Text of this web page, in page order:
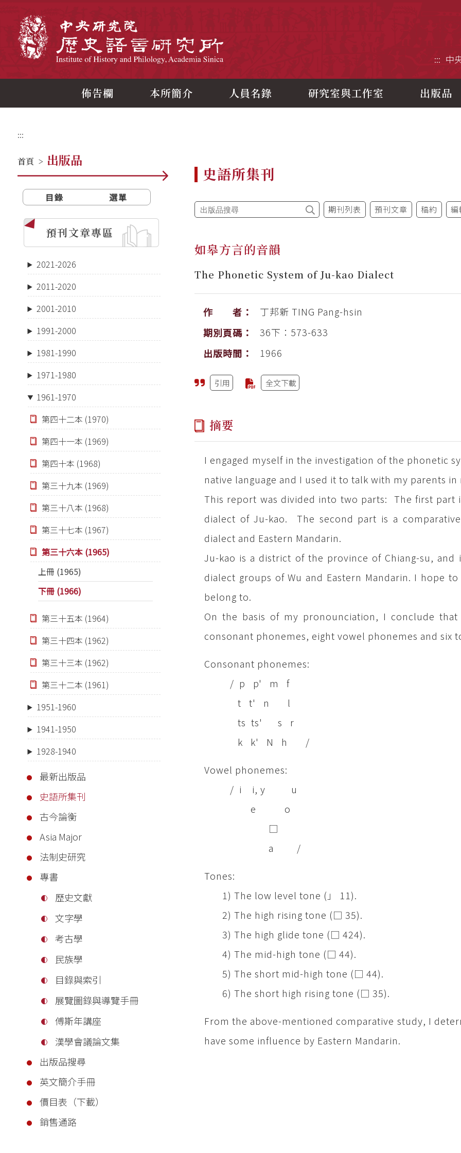
::: 中
佈告欄 本所簡介 人員名錄 研究室與工作室 出版品
:::
首頁 > 出版品
目錄 選單
預刊文章專區
2021-2026
2011-2020
2001-2010
1991-2000
1981-1990
1971-1980
1961-1970
第四十二本 (1970)
第四十一本 (1969)
第四十本 (1968)
第三十九本 (1969)
第三十八本 (1968)
第三十七本 (1967)
第三十六本 (1965)
上冊 (1965)
下冊 (1966)
第三十五本 (1964)
第三十四本 (1962)
第三十三本 (1962)
第三十二本 (1961)
1951-1960
1941-1950
1928-1940
最新出版品
史語所集刊
古今論衡
Asia Major
法制史研究
專書
歷史文獻
文字學
考古學
民族學
目錄與索引
展覽圖錄與導覽手冊
傅斯年講座
漢學會議論文集
出版品搜尋
英文簡介手冊
價目表（下載）
銷售通路
史語所集刊
期刊列表 預刊文章 稿約 編
如皋方言的音韻
The Phonetic System of Ju-kao Dialect
作 者： 丁邦新TING Pang-hsin
期別頁碼：
36下：573-633
出版時間：
1966
引用 全文下載
摘要
I engaged myself in the investigation of the phonetic
native language and I used it to talk with my parents in
This report was divided into two parts: The first part
dialect of Ju-kao. The second part is a
dialect and Eastern Mandarin.
Ju-kao is a district of the province of Chiang-su,
dialect groups of Wu and Eastern Mandarin. I hope
belong to.
On the basis of my pronounciation, I conclude
consonant phonemes, eight vowel phonemes and six
Consonant phonemes:
/ p p' m f
t t' n l
ts ts' s r
k k' N h /
Vowel phonemes:
/ i i, y u
e o
□
a /
Tones:
1) The low level tone (」 11).
2) The high rising tone (□ 35).
3) The high glide tone (□ 424).
4) The mid-high tone (□ 44).
5) The short mid-high tone (□ 44).
6) The short high rising tone (□ 35).
From the above-mentioned comparative study, I
have some influence by Eastern Mandarin.